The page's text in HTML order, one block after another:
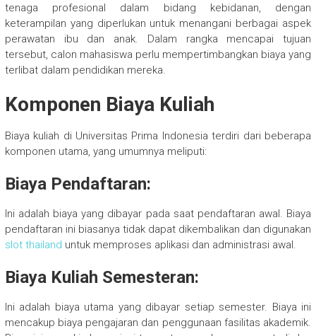
tenaga profesional dalam bidang kebidanan, dengan
keterampilan yang diperlukan untuk menangani berbagai aspek
perawatan ibu dan anak. Dalam rangka mencapai tujuan
tersebut, calon mahasiswa perlu mempertimbangkan biaya yang
terlibat dalam pendidikan mereka.
Komponen Biaya Kuliah
Biaya kuliah di Universitas Prima Indonesia terdiri dari beberapa
komponen utama, yang umumnya meliputi:
Biaya Pendaftaran:
Ini adalah biaya yang dibayar pada saat pendaftaran awal. Biaya
pendaftaran ini biasanya tidak dapat dikembalikan dan digunakan
slot thailand untuk memproses aplikasi dan administrasi awal.
Biaya Kuliah Semesteran:
Ini adalah biaya utama yang dibayar setiap semester. Biaya ini
mencakup biaya pengajaran dan penggunaan fasilitas akademik.